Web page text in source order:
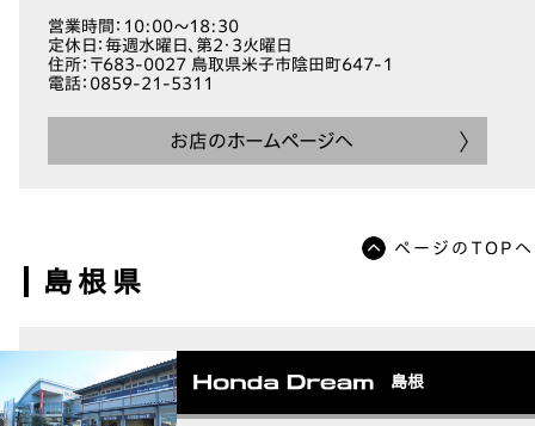
営業時間 ：10:00～18:30
定休日 ：毎週水曜日、第2・3火曜日
住所：〒683-0027 鳥取県米子市陰田町647-１
電話：0859-21-5311
お店のホームページへ
ページのTOPへ
島根県
島根